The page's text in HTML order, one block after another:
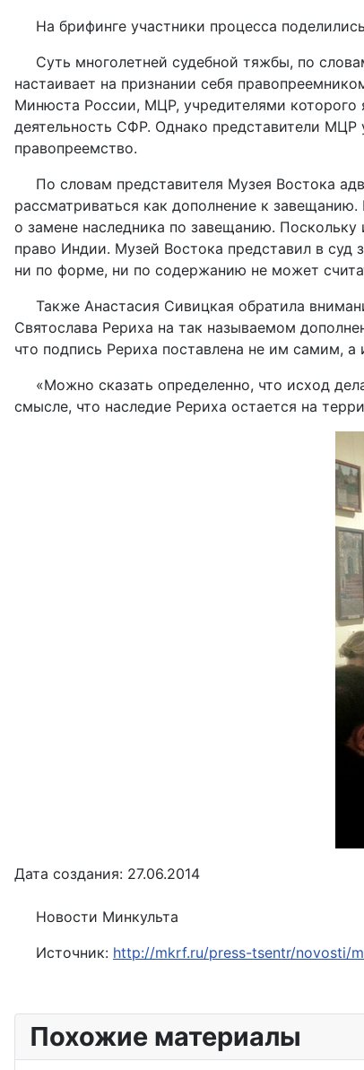
На брифинге участники процесса
Суть многолетней судебной тяжбы, по
настаивает на признании себя
Минюста России, МЦР, учредителями которого
деятельность СФР. Однако представители
правопреемство.
По словам представителя Музея Востока
рассматриваться как дополнение к
о замене наследника по завещанию.
право Индии. Музей Востока представил в суд
ни по форме, ни по содержанию не может
Также Анастасия Сивицкая обратила
Святослава Рериха на так называемом
что подпись Рериха поставлена не им самим,
«Можно сказать определенно, что исход
смысле, что наследие Рериха остается на
Дата создания: 27.06.2014
Новости Минкульта
Источник: http://mkrf.ru/press-tsentr/novosti/
Похожие материалы